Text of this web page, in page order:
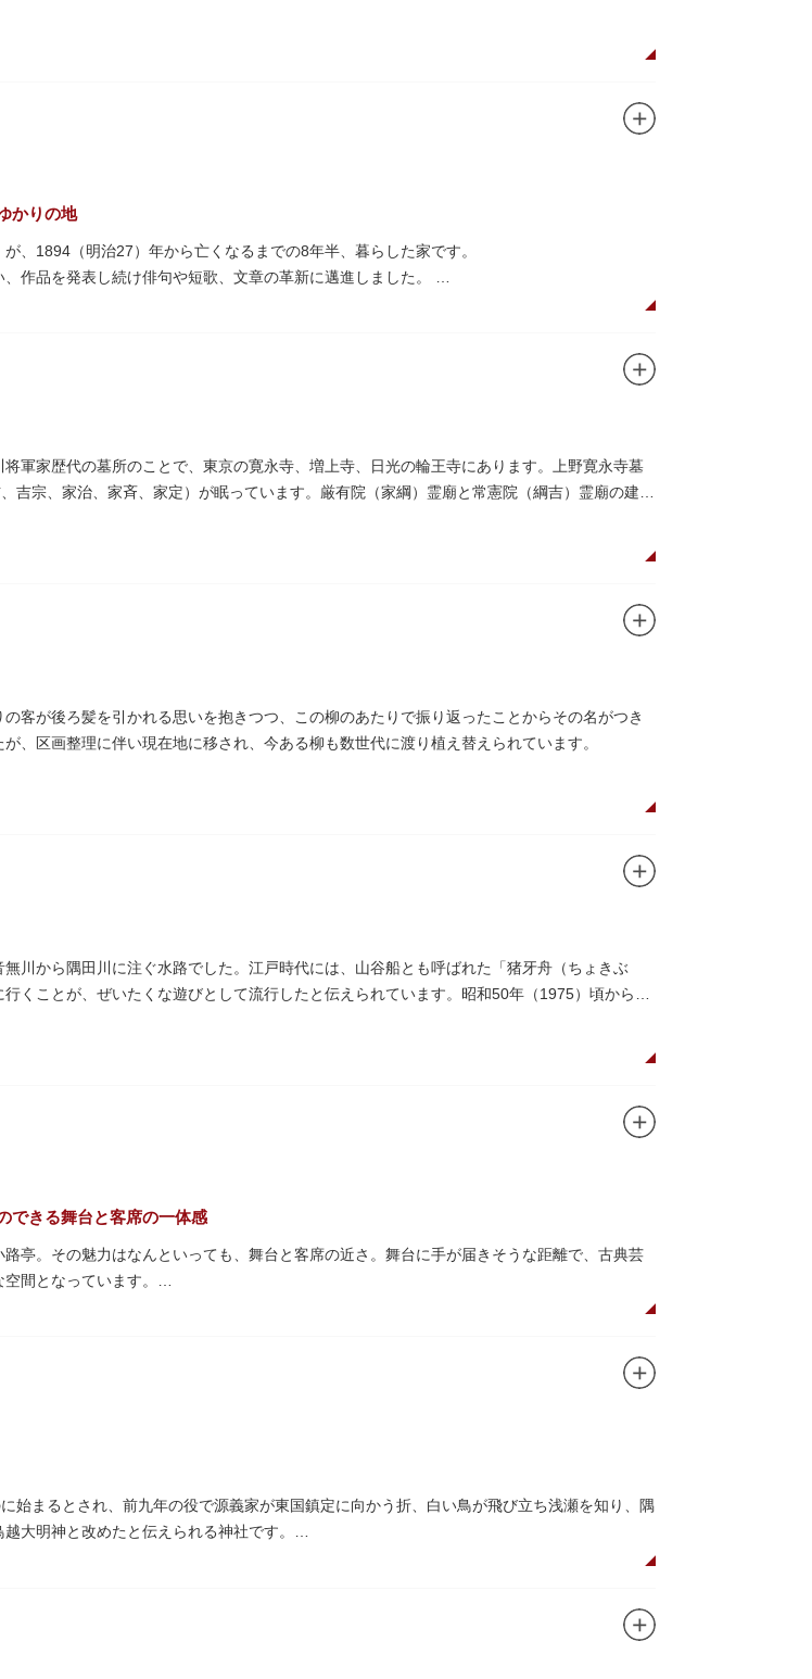
かりの地
、1894（明治27）年から亡くなるまでの8年半、暮らした家です。
作品を発表し続け俳句や短歌、文章の革新に邁進しました。
の5年後、当時の間取りのまま再建され、現在の庵は東京都指定史跡として明治の雰囲気が体
どを復元しており、明治の暮らしだけでなく創作の様子を偲ぶことができます。現在、一般
ています。
軍家歴代の墓所のことで、東京の寛永寺、増上寺、日光の輪王寺にあります。上野寛永寺墓
吉宗、家治、家斉、家定）が眠っています。厳有院（家綱）霊廟と常憲院（綱吉）霊廟の建築
客が後ろ髪を引かれる思いを抱きつつ、この柳のあたりで振り返ったことからその名がつき
、区画整理に伴い現在地に移され、今ある柳も数世代に渡り植え替えられています。
川から隅田川に注ぐ水路でした。江戸時代には、山谷船とも呼ばれた「猪牙舟（ちょきぶ
くことが、ぜいたくな遊びとして流行したと伝えられています。昭和50年（1975）頃から山
できる舞台と客席の一体感
亭。その魅力はなんといっても、舞台と客席の近さ。舞台に手が届きそうな距離で、古典芸
間となっています。
始まるとされ、前九年の役で源義家が東国鎮定に向かう折、白い鳥が飛び立ち浅瀬を知り、隅
大明神と改めたと伝えられる神社です。
広大な敷地を所領していましたが、天領からの米を収蔵する蔵や、大名屋敷などを建てるため
を誇る千貫神輿（約4トン）が氏子町内を渡御し、夜の宮入道中では、提灯に照らされた神輿
、数十万人の人出があり、多くの観客で賑わう蔵前の初夏の風物詩になっています。
れた御朱印帳の販売や、鳥越祭の開催期間中は限定御朱印も頒布されます。